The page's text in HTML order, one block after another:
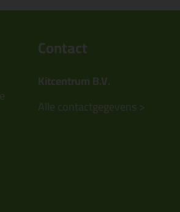
Contact
Kitcentrum B.V.
Alle contactgegevens >